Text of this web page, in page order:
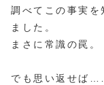
調べてこの事実を
ました。
まさに常識の罠。
でも思い返せば